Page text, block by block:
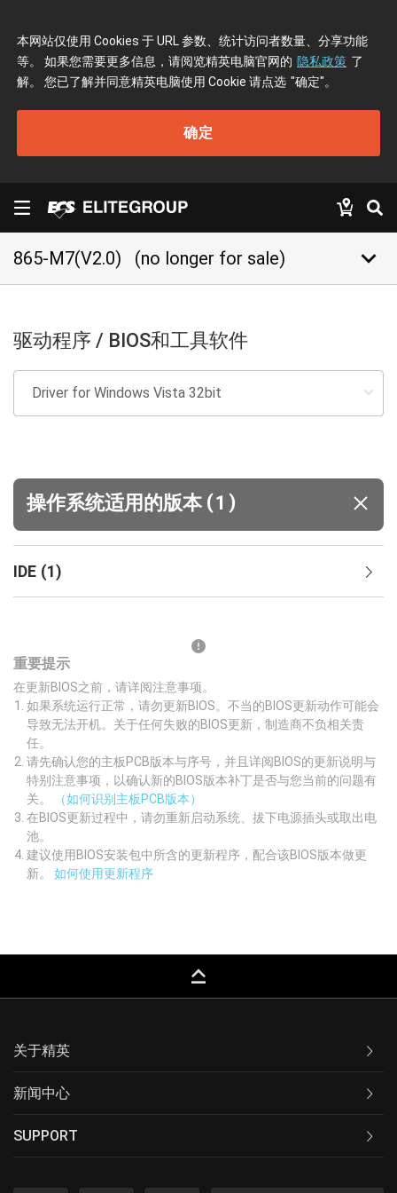
本网站仅使用 Cookies 于 URL 参数、统计访问者数量、分享功能
等。 如果您需要更多信息，请阅览精英电脑官网的 隐私政策 了
解。 您已了解并同意精英电脑使用 Cookie 请点选 "确定"。
确定
865-M7(V2.0) (no longer for sale) keyboard_arrow_down
驱动程序 / BIOS和工具软件
操作系统适用的版本 (1 )
IDE (1)
重要提示
在更新BIOS之前，请详阅注意事项。
如果系统运行正常，请勿更新BIOS。不当的BIOS更新动作可能会
导致无法开机。关于任何失败的BIOS更新，制造商不负相关责
任。
请先确认您的主板PCB版本与序号，并且详阅BIOS的更新说明与
特别注意事项，以确认新的BIOS版本补丁是否与您当前的问题有
关。
（如何识别主板PCB版本）
在BIOS更新过程中，请勿重新启动系统、拔下电源插头或取出电
池。
建议使用BIOS安装包中所含的更新程序，配合该BIOS版本做更
新。 如何使用更新程序
keyboard_capslock
关于精英
新闻中心
SUPPORT